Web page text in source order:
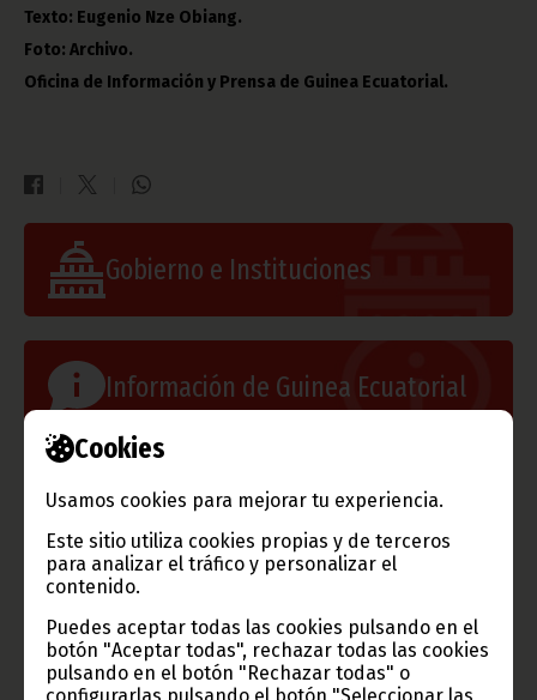
Cookies
Usamos cookies para mejorar tu experiencia.
Este sitio utiliza cookies propias y de terceros
para analizar el tráfico y personalizar el
contenido.
Puedes aceptar todas las cookies pulsando en el
botón "Aceptar todas", rechazar todas las cookies
pulsando en el botón "Rechazar todas" o
Texto: Eugenio Nze Obiang.
Foto: Archivo.
Oficina de Información y Prensa de Guinea Ecuatorial.
Gobierno e Instituciones
Información de Guinea Ecuatorial
TVGE
Radio Nacional de Guinea
Haz click aquí para escuchar ahora